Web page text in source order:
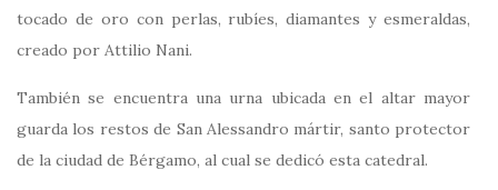
tocado de oro con perlas, rubíes, diamantes y esmeraldas,
creado por Attilio Nani.
También se encuentra una urna ubicada en el altar mayor
guarda los restos de San Alessandro mártir, santo protector
de la ciudad de Bérgamo, al cual se dedicó esta catedral.